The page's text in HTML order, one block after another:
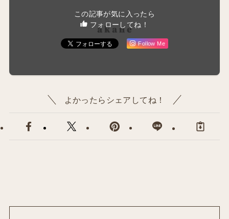
この記事が気に入ったら
フォローしてね！
Follow Me
よかったらシェアしてね！